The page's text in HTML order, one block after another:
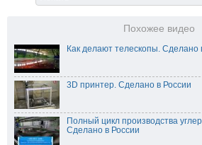
Похожее видео
Как делают телескопы. Сделано
3D принтер. Сделано в России
Полный цикл производства
Сделано в России